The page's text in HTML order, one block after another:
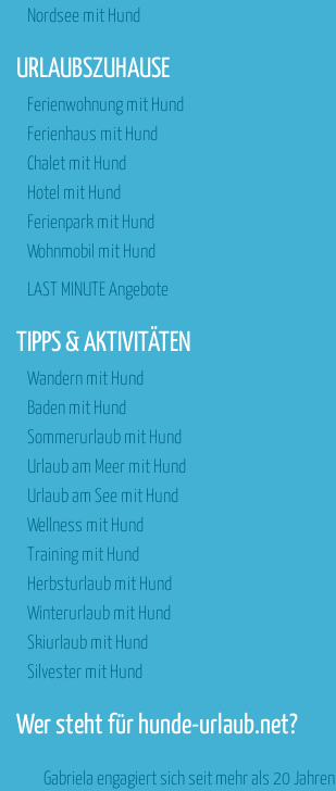
Nordsee mit Hund
URLAUBSZUHAUSE
Ferienwohnung mit Hund
Ferienhaus mit Hund
Chalet mit Hund
Hotel mit Hund
Ferienpark mit Hund
Wohnmobil mit Hund
LAST MINUTE Angebote
TIPPS & AKTIVITÄTEN
Wandern mit Hund
Baden mit Hund
Sommerurlaub mit Hund
Urlaub am Meer mit Hund
Urlaub am See mit Hund
Wellness mit Hund
Training mit Hund
Herbsturlaub mit Hund
Winterurlaub mit Hund
Skiurlaub mit Hund
Silvester mit Hund
Wer steht für hunde-urlaub.net?
Gabriela engagiert sich seit mehr als 20 Jahren